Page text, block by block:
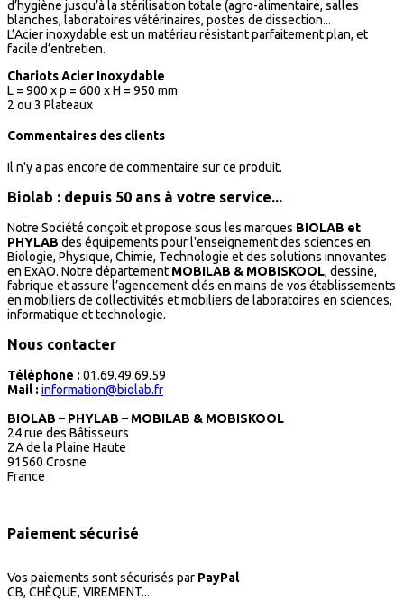
d’hygiène jusqu’à la stérilisation totale (agro-alimentaire, salles
blanches, laboratoires vétérinaires, postes de dissection...
L’Acier inoxydable est un matériau résistant parfaitement plan, et
facile d’entretien.
Chariots Acier Inoxydable
L = 900 x p = 600 x H = 950 mm
2 ou 3 Plateaux
Commentaires des clients
Il n'y a pas encore de commentaire sur ce produit.
Biolab : depuis 50 ans à votre service...
Notre Société conçoit et propose sous les marques BIOLAB et
PHYLAB des équipements pour l'enseignement des sciences en
Biologie, Physique, Chimie, Technologie et des solutions innovantes
en ExAO. Notre département MOBILAB & MOBISKOOL, dessine,
fabrique et assure l’agencement clés en mains de vos établissements
en mobiliers de collectivités et mobiliers de laboratoires en sciences,
informatique et technologie.
Nous contacter
Téléphone : 01.69.49.69.59
Mail : information@biolab.fr
BIOLAB – PHYLAB – MOBILAB & MOBISKOOL
24 rue des Bâtisseurs
ZA de la Plaine Haute
91560 Crosne
France
Paiement sécurisé
Vos paiements sont sécurisés par PayPal
CB, CHÈQUE, VIREMENT...